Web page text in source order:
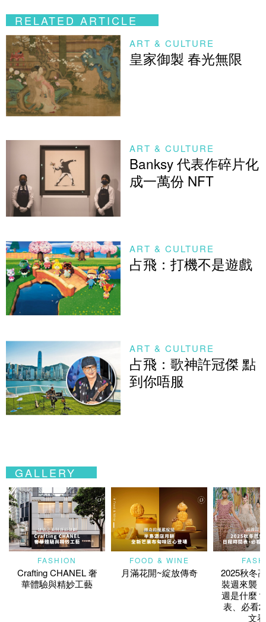
RELATED ARTICLE
ART & CULTURE
皇家御製 春光無限
ART & CULTURE
Banksy 代表作碎片化
成一萬份 NFT
ART & CULTURE
占飛：打機不是遊戲
ART & CULTURE
占飛：歌神許冠傑 點
到你唔服
GALLERY
FASHION
Crafting CHANEL 奢
華體驗與精妙工藝
FOOD & WINE
月滿花開~綻放傳奇
2025秋冬
裝週來襲
週是什麼
表、必看
文